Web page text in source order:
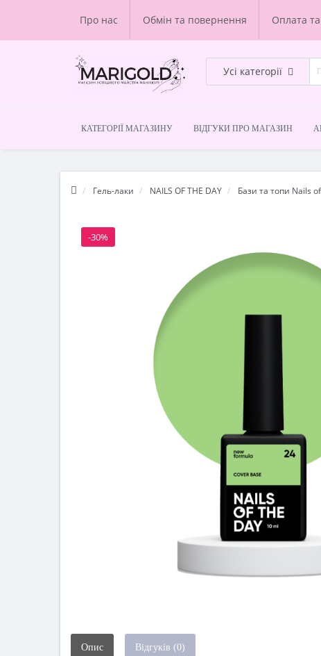
Про нас Обмін та повернення Оплата
Усі категорії
КАТЕГОРІЇ МАГАЗИНУ ВІДГУКИ ПРО МАГАЗИН
Гель-лаки NAILS OF THE DAY Бази та топи Nails
-30%
Опис Відгуків (0)